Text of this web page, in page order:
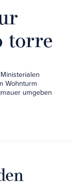
torre
Wohnturm
umgeben